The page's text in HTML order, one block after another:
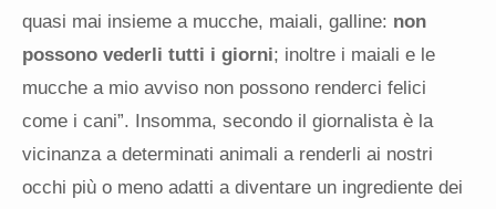
quasi mai insieme a mucche, maiali, galline: non
possono vederli tutti i giorni; inoltre i maiali e le
mucche a mio avviso non possono renderci felici
come i cani”. Insomma, secondo il giornalista è la
vicinanza a determinati animali a renderli ai nostri
occhi più o meno adatti a diventare un ingrediente dei